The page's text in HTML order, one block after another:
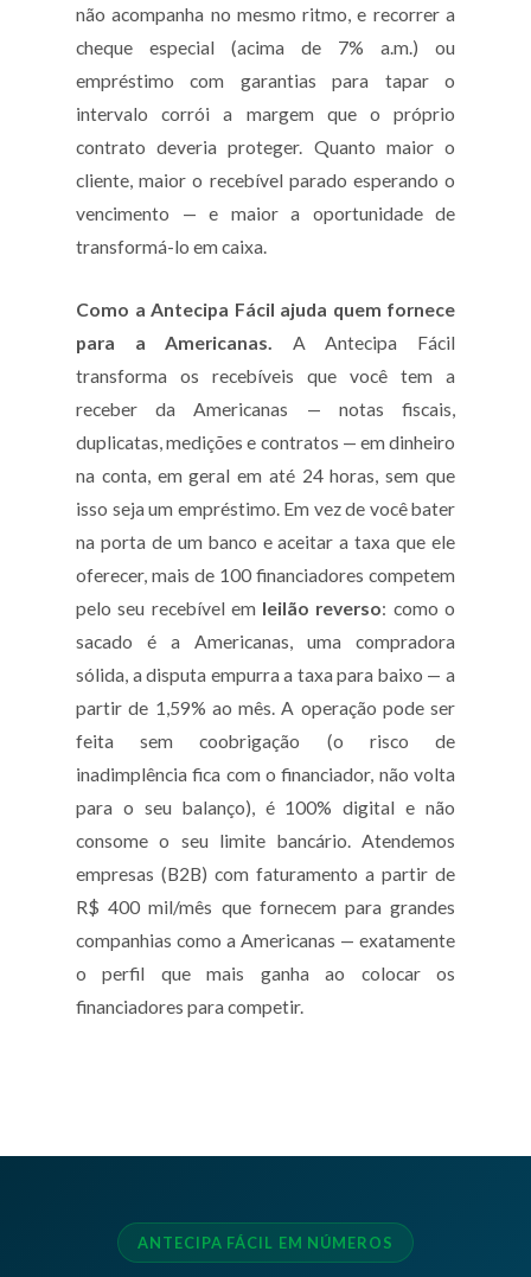
não acompanha no mesmo ritmo, e recorrer a
cheque especial (acima de 7% a.m.) ou
empréstimo com garantias para tapar o
intervalo corrói a margem que o próprio
contrato deveria proteger. Quanto maior o
cliente, maior o recebível parado esperando o
vencimento — e maior a oportunidade de
transformá-lo em caixa.
Como a Antecipa Fácil ajuda quem fornece
para a Americanas. A Antecipa Fácil
transforma os recebíveis que você tem a
receber da Americanas — notas fiscais,
duplicatas, medições e contratos — em dinheiro
na conta, em geral em até 24 horas, sem que
isso seja um empréstimo. Em vez de você bater
na porta de um banco e aceitar a taxa que ele
oferecer, mais de 100 financiadores competem
pelo seu recebível em leilão reverso: como o
sacado é a Americanas, uma compradora
sólida, a disputa empurra a taxa para baixo — a
partir de 1,59% ao mês. A operação pode ser
feita sem coobrigação (o risco de
inadimplência fica com o financiador, não volta
para o seu balanço), é 100% digital e não
consome o seu limite bancário. Atendemos
empresas (B2B) com faturamento a partir de
R$ 400 mil/mês que fornecem para grandes
companhias como a Americanas — exatamente
o perfil que mais ganha ao colocar os
financiadores para competir.
ANTECIPA FÁCIL EM NÚMEROS